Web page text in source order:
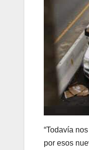
“Todavía
por esos